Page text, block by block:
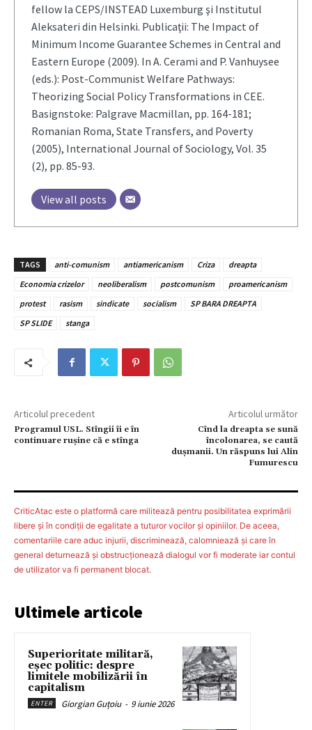
fellow la CEPS/INSTEAD Luxemburg şi Institutul
Aleksateri din Helsinki. Publicaţii: The Impact of
Minimum Income Guarantee Schemes in Central and
Eastern Europe (2009). In A. Cerami and P. Vanhuysee
(eds.): Post-Communist Welfare Pathways:
Theorizing Social Policy Transformations in CEE.
Basignstoke: Palgrave Macmillan, pp. 164-181;
Romanian Roma, State Transfers, and Poverty
(2005), International Journal of Sociology, Vol. 35
(2), pp. 85-93.
View all posts
TAGS anti-comunism antiamericanism Criza
dreapta
Economia crizelor
neoliberalism postcomunism
proamericanism
protest
rasism sindicate socialism
SP BARA DREAPTA
SP SLIDE
stanga
Articolul precedent
Programul USL. Stîngii îi e în
continuare ruşine că e stînga
Articolul următor
Cînd la dreapta se sună
încolonarea, se caută
duşmanii. Un răspuns lui Alin
Fumurescu
CriticAtac este o platformă care militează pentru posibilitatea exprimării
libere şi în condiţii de egalitate a tuturor vocilor şi opiniilor. De aceea,
comentariile care aduc injurii, discriminează, calomniează şi care în
general deturnează şi obstrucţionează dialogul vor fi moderate iar contul
de utilizator va fi permanent blocat.
Ultimele articole
Superioritate militară,
eșec politic: despre
limitele mobilizării în
capitalism
ENTER Giorgian Guțoiu - 9 iunie 2026